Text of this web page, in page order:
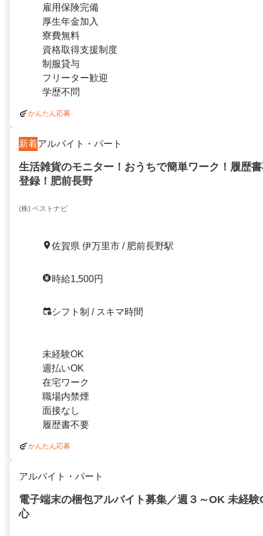
雇用保険完備
厚生年金加入
寮費無料
資格取得支援制度
制服貸与
フリーター歓迎
学歴不問
かんたん応募
新着アルバイト・パート
生活雑貨のモニター！おうちで簡単ワーク！履歴
登録！肥前長野
(株) ベストナビ
佐賀県 伊万里市 / 肥前長野駅
時給1,500円
シフト制 / スキマ時間
未経験OK
週払いOK
在宅ワーク
職場内禁煙
面接なし
履歴書不要
かんたん応募
アルバイト・パート
電子端末の梱包アルバイト募集／週３～OK 未経
心